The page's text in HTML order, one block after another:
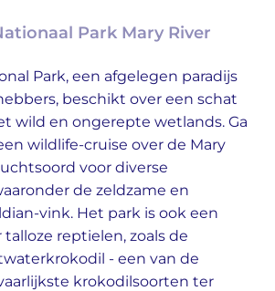
Park Mary River
Park, een afgelegen paradijs
beschikt over een schat
wild en ongerepte wetlands. Ga
wildlife-cruise over de Mary
voor diverse
de zeldzame en
vink. Het park is ook een
reptielen, zoals de
- een van de
krokodilsoorten ter